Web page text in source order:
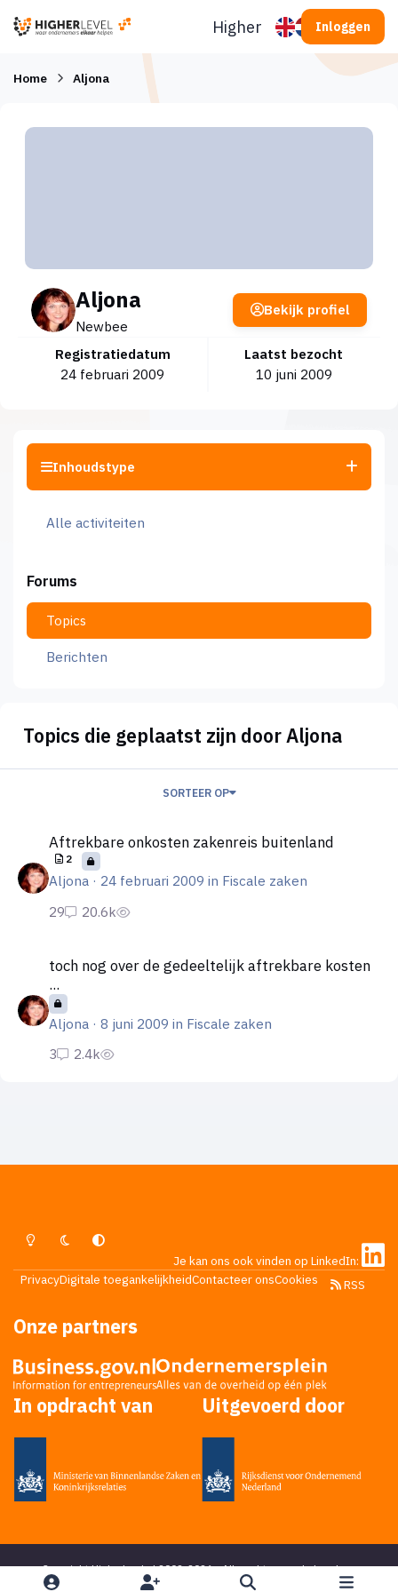
Higherlevel Inloggen
Home Aljona
Aljona
Newbee
Registratiedatum
24 februari 2009
Laatst bezocht
10 juni 2009
Bekijk profiel
Inhoudstype
Alle activiteiten
Forums
Topics
Berichten
Topics die geplaatst zijn door Aljona
SORTEER OP
Aftrekbare onkosten zakenreis buitenland
2
Aljona· 24 februari 2009 in Fiscale zaken
toch nog over de gedeeltelijk aftrekbare kosten
...
Aljona · 8 juni 2009 in Fiscale zaken
Lichte ModusDonkere ModusSysteemvoorkeur
Je kan ons ook vinden op LinkedIn:
PrivacyDigitale toegankelijkheidContacteer onsCookies RSS
Onze partners
In opdracht van Uitgevoerd door
Copyright Higherlevel.nl 2002-2026 - Alle rechten voorbehouden -
Privacy statement
- Powered by &DoReply
en bedacht door